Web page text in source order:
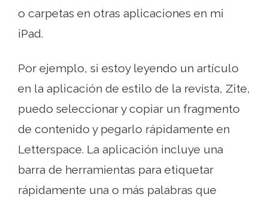
o carpetas en otras aplicaciones en mi
iPad.
Por ejemplo, si estoy leyendo un artículo
en la aplicación de estilo de la revista, Zite,
puedo seleccionar y copiar un fragmento
de contenido y pegarlo rápidamente en
Letterspace. La aplicación incluye una
barra de herramientas para etiquetar
rápidamente una o más palabras que